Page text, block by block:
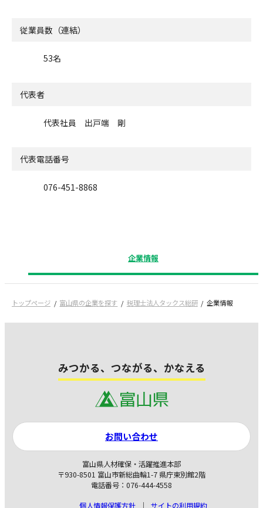
従業員数（連結）
53名
代表者
代表社員 出戸端 剛
代表電話番号
076-451-8868
企業情報
トップページ 富山県の企業を探す 税理士法人タックス総研 企業情報
みつかる、つながる、かなえる
富山県人材確保・活躍推進本部
〒930-8501 富山市新総曲輪1-7 県庁東別館2階
電話番号：076-444-4558
個人情報保護方針
サイトの利用規約
お問い合わせ